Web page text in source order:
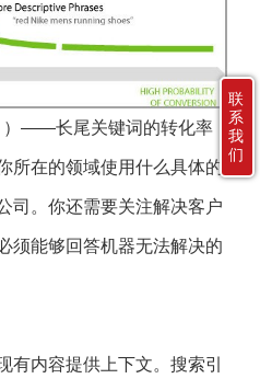
）——长尾关键词的转化率
所在的领域使用什么具体的
司。你还需要关注解决客户
须能够回答机器无法解决的
有内容提供上下文。搜索引
联
系
我
们